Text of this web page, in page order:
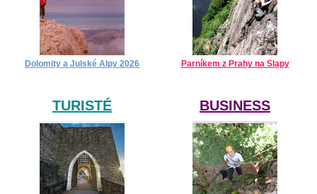
Dolomity a Julské Alpy 2026 Parníkem z Prahy na Slapy
TURISTÉ BUSINESS